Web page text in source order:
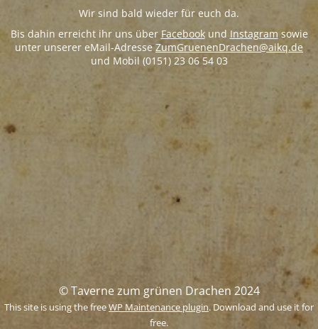
Wir sind bald wieder für euch da.
Bis dahin erreicht ihr uns über Facebookund Instagram sowie
unter unserer eMail-AdresseZumGruenenDrachen@aikq.de
und Mobil (0151) 23 06 54 03
© Taverne zum grünen Drachen 2024
This site is using the freeWP Maintenance plugin. Download and use it for
free.